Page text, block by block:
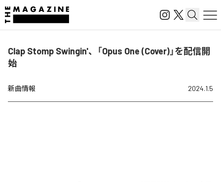
Clap Stomp Swingin'、「Opus One (Cover)」を配信開
始
新曲情報 2024.1.5